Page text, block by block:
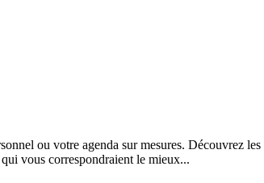
ou votre agenda sur mesures. Découvrez
vous correspondraient le mieux...